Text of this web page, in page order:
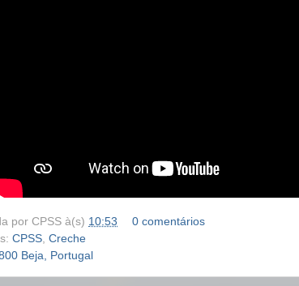
por CPSS à(s) 10:53
0 comentários
CPSS, Creche
Beja, Portugal